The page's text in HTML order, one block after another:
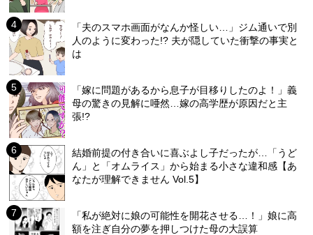
「夫のスマホ画面がなんか怪しい…」ジム通いで別
人のように変わった!? 夫が隠していた衝撃の事実と
は
「嫁に問題があるから息子が目移りしたのよ！」義
母の驚きの見解に唖然…嫁の高学歴が原因だと主
張!?
結婚前提の付き合いに喜ぶよし子だったが…「うど
ん」と「オムライス」から始まる小さな違和感【あ
なたが理解できません Vol.5】
「私が絶対に娘の可能性を開花させる…！」娘に高
額を注ぎ自分の夢を押しつけた母の大誤算